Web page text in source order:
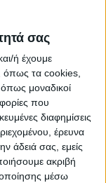
σας
ή έχουμε
όπως τα cookies,
μοναδικοί
που
διαφημίσεις
έρευνα
άδειά σας, εμείς
ακριβή
μέσω
μόλις
του
άλλον
από 10
με
τη
γέμισμα